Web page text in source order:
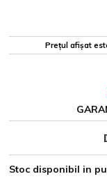
Prețul afișat
Stoc disponibil in